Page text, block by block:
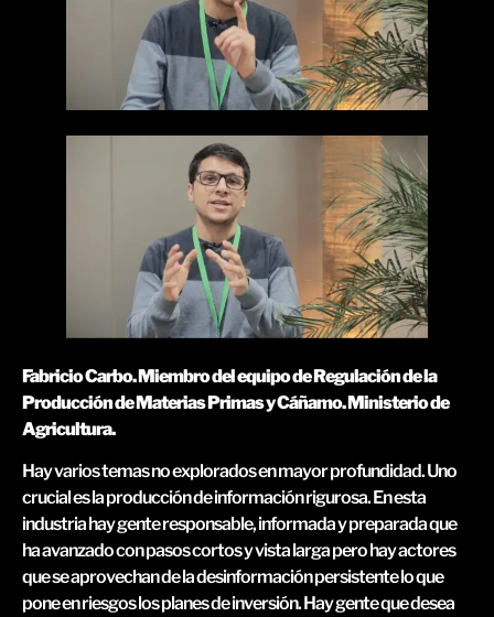
Fabricio Carbo. Miembro del equipo de Regulación de la
Producción de Materias Primas y Cáñamo. Ministerio de
Agricultura.
Hay varios temas no explorados en mayor profundidad. Uno
crucial es la producción de información rigurosa. En esta
industria hay gente responsable, informada y preparada que
ha avanzado con pasos cortos y vista larga pero hay actores
que se aprovechan de la desinformación persistente lo que
pone en riesgos los planes de inversión. Hay gente que desea